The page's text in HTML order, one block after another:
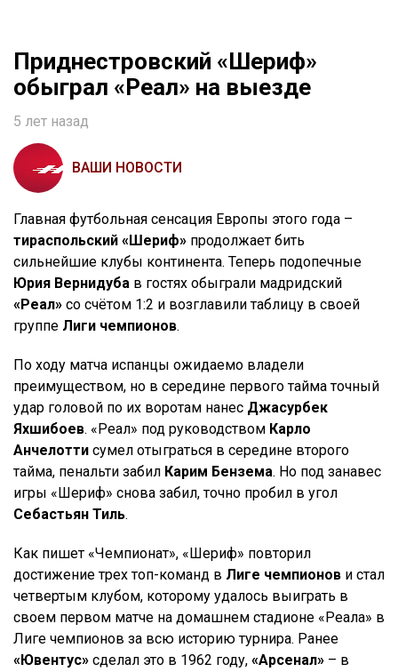
Приднестровский «Шериф»
обыграл «Реал» на выезде
5 лет назад
ВАШИ НОВОСТИ
Главная футбольная сенсация Европы этого года –
тираспольский «Шериф» продолжает бить
сильнейшие клубы континента. Теперь подопечные
Юрия Вернидуба в гостях обыграли мадридский
«Реал» со счётом 1:2 и возглавили таблицу в своей
группе Лиги чемпионов.
По ходу матча испанцы ожидаемо владели
преимуществом, но в середине первого тайма точный
удар головой по их воротам нанес Джасурбек
Яхшибоев. «Реал» под руководством Карло
Анчелотти сумел отыграться в середине второго
тайма, пенальти забил Карим Бензема. Но под занавес
игры «Шериф» снова забил, точно пробил в угол
Себастьян Тиль.
Как пишет «Чемпионат», «Шериф» повторил
достижение трех топ-команд в Лиге чемпионов и стал
четвертым клубом, которому удалось выиграть в
своем первом матче на домашнем стадионе «Реала» в
Лиге чемпионов за всю историю турнира. Ранее
«Ювентус» сделал это в 1962 году, «Арсенал» – в